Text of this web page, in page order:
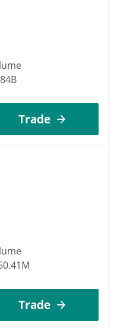
Trade
Trade